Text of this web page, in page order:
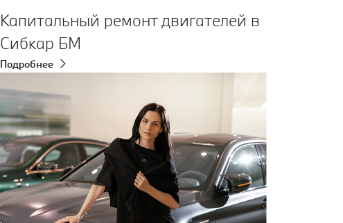
Капитальный ремонт двигателей в
Сибкар БМ
Подробнее